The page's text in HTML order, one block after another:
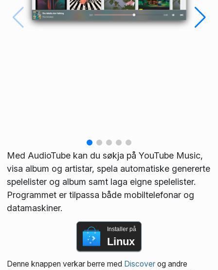
Med AudioTube kan du søkja på YouTube Music,
visa album og artistar, spela automatiske genererte
spelelister og album samt laga eigne spelelister.
Programmet er tilpassa både mobiltelefonar og
datamaskiner.
Installer på
Linux
Denne knappen verkar berre med Discoverog andre